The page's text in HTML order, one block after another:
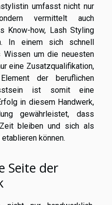
umfasst nicht nur
vermittelt auch
Know-how, Lash Styling
In einem sich schnell
um die neuesten
eine Zusatzqualifikation,
der beruflichen
ist somit eine
in diesem Handwerk,
gewährleistet, dass
bleiben und sich als
können.
Seite der